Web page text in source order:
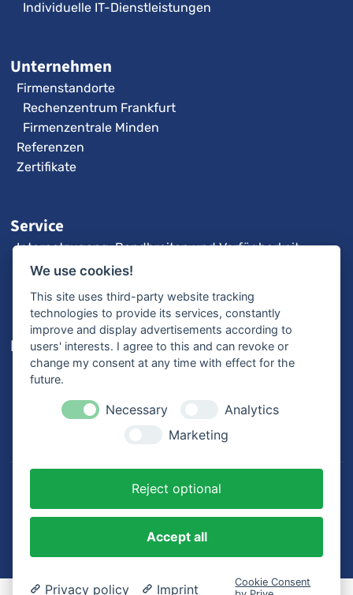
Individuelle IT-Dienstleistungen
Unternehmen
Firmenstandorte
Rechenzentrum Frankfurt
Firmenzentrale Minden
Referenzen
Zertifikate
Service
Internetzugang: Bandbreiten und Verfügbarkeit
3CX-Videoanleitungen
Karriere
Offene Stellen
Ausbildung
Bewerbungsprozess
MK Netzdienste GmbH & Co. KG
vorbehalten.
Datenschutz Impressum
We use cookies!
This site uses third-party website tracking
technologies to provide its services, constantly
improve and display advertisements according to
users' interests. I agree to this and can revoke or
change my consent at any time with effect for the
future.
Necessary
Analytics
Marketing
Reject optional
Accept all
Privacy policy Imprint
Cookie Consent